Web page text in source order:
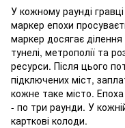
У кожному раунді
маркер епохи
маркер досягає ділення
тунелі, метрополії та
ресурси. Після цього
підключених міст,
кожне таке місто.
- по три раунди. У
карткові колоди.